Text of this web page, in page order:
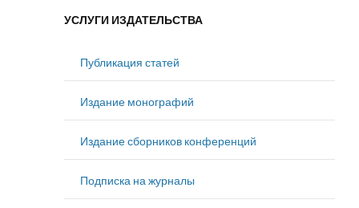
УСЛУГИ ИЗДАТЕЛЬСТВА
Публикация статей
Издание монографий
Издание сборников конференций
Подписка на журналы